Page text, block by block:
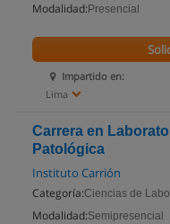
Modalidad: Presencial
Impartido en:
Lima
Carrera en
Patológica
Instituto Carrión
Categoría:Ciencias de
Modalidad:Semipresencial